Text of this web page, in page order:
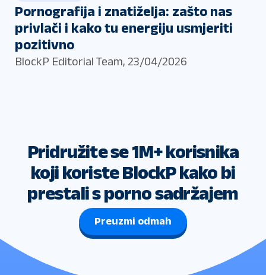
Pornografija i znatiželja: zašto nas
privlači i kako tu energiju usmjeriti
pozitivno
BlockP Editorial Team, 23/04/2026
Pridružite se 1M+ korisnika
koji koriste BlockP kako bi
prestali s porno sadržajem
Preuzmi odmah